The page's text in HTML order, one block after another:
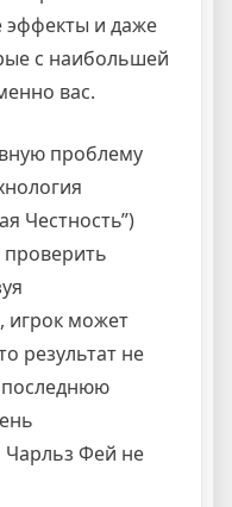
эффекты и даже
с наибольшей
вас.
проблему
Честность”)
проверить
игрок может
результат не
последнюю
Чарльз Фей не